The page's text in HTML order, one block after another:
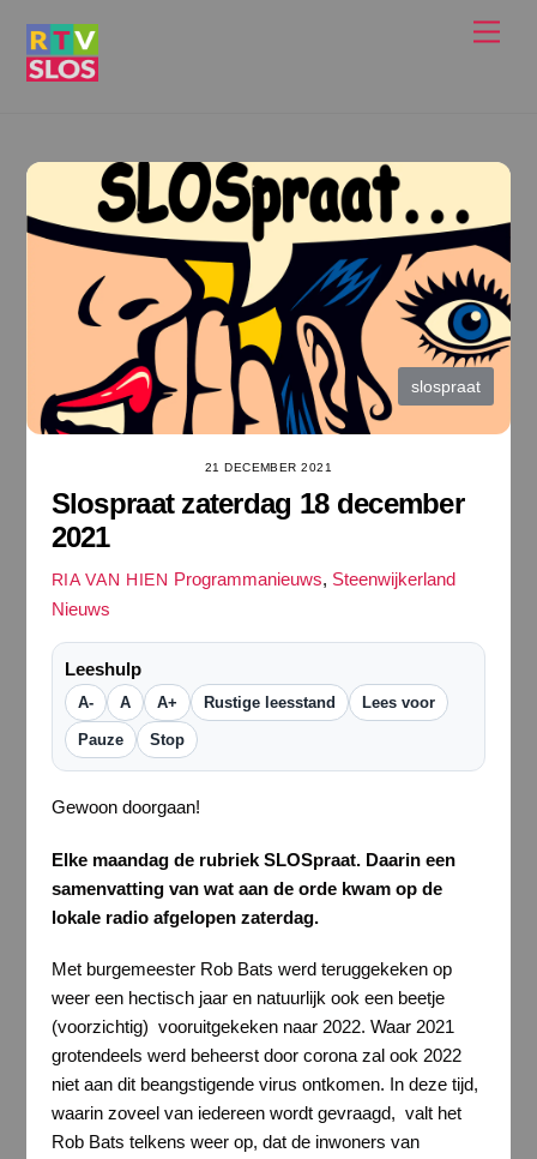
slospraat
21 DECEMBER 2021
Slospraat zaterdag 18 december
2021
RIA VAN HIEN Programmanieuws, Steenwijkerland
Nieuws
Leeshulp
A- A A+ Rustige leesstand Lees voor
Pauze Stop
Gewoon doorgaan!
Elke maandag de rubriek SLOSpraat. Daarin een
samenvatting van wat aan de orde kwam op de
lokale radio afgelopen zaterdag.
Met burgemeester Rob Bats werd teruggekeken op
weer een hectisch jaar en natuurlijk ook een beetje
(voorzichtig) vooruitgekeken naar 2022. Waar 2021
grotendeels werd beheerst door corona zal ook 2022
niet aan dit beangstigende virus ontkomen. In deze tijd,
waarin zoveel van iedereen wordt gevraagd, valt het
Rob Bats telkens weer op, dat de inwoners van